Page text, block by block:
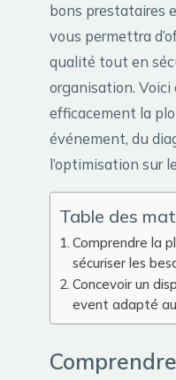
bons prestataires
vous permettra
qualité tout en
organisation.
efficacement la
événement, du
l’optimisation sur
Table des
Comprendre la
sécuriser les
Concevoir un
event adapté